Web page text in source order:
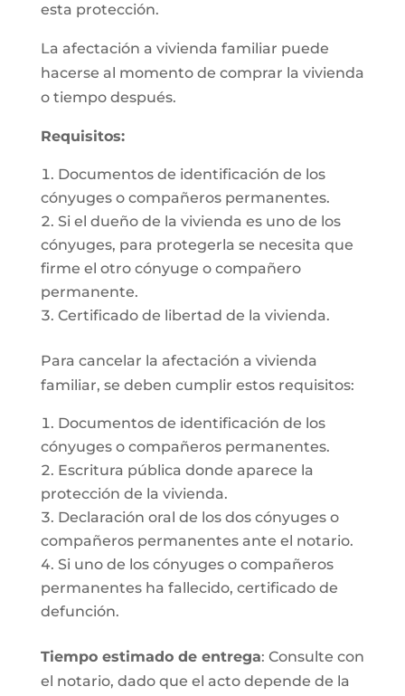
esta protección.
La afectación a vivienda familiar puede
hacerse al momento de comprar la vivienda
o tiempo después.
Requisitos:
Documentos de identificación de los
cónyuges o compañeros permanentes.
Si el dueño de la vivienda es uno de los
cónyuges, para protegerla se necesita que
firme el otro cónyuge o compañero
permanente.
Certificado de libertad de la vivienda.
Para cancelar la afectación a vivienda
familiar, se deben cumplir estos requisitos:
Documentos de identificación de los
cónyuges o compañeros permanentes.
Escritura pública donde aparece la
protección de la vivienda.
Declaración oral de los dos cónyuges o
compañeros permanentes ante el notario.
Si uno de los cónyuges o compañeros
permanentes ha fallecido, certificado de
defunción.
Tiempo estimado de entrega: Consulte con
el notario, dado que el acto depende de la